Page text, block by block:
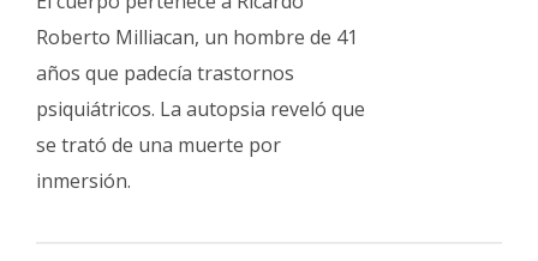
Roberto Milliacan, un hombre de 41
años que padecía trastornos
psiquiátricos. La autopsia reveló que
se trató de una muerte por
inmersión.